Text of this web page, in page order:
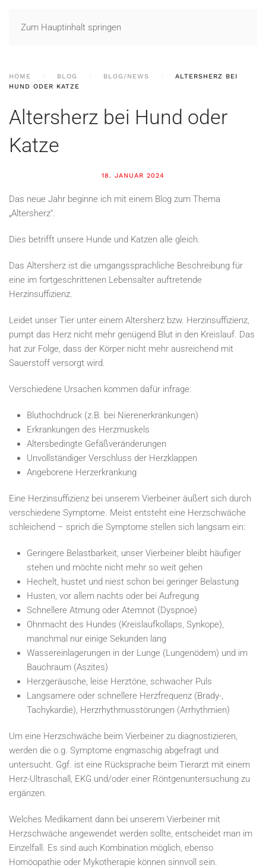
Zum Hauptinhalt springen
HOME BLOG BLOG/NEWS
ALTERSHERZ BEI
HUND ODER KATZE
Altersherz bei Hund oder
Katze
18. JANUAR 2024
Das neue Jahr beginne ich mit einem Blog zum Thema
„Altersherz“.
Dies betrifft unsere Hunde und Katzen alle gleich.
Das Altersherz ist die umgangssprachliche Beschreibung für
eine im fortgeschrittenen Lebensalter auftretende
Herzinsuffizienz.
Leidet unser Tier unter einem Altersherz bzw. Herzinsuffizienz,
pumpt das Herz nicht mehr genügend Blut in den Kreislauf. Das
hat zur Folge, dass der Körper nicht mehr ausreichend mit
Sauerstoff versorgt wird.
Verschiedene Ursachen kommen dafür infrage:
Bluthochdruck (z.B. bei Nierenerkrankungen)
Erkrankungen des Herzmuskels
Altersbedingte Gefäßveränderungen
Unvollständiger Verschluss der Herzklappen
Angeborene Herzerkrankung
Eine Herzinsuffizienz bei unserem Vierbeiner äußert sich durch
verschiedene Symptome. Meist entsteht eine Herzschwäche
schleichend – sprich die Symptome stellen sich langsam ein:
Geringere Belastbarkeit, unser Vierbeiner bleibt häufiger
stehen und möchte nicht mehr so weit gehen
Hechelt, hustet und niest schon bei geringer Belastung
Husten, vor allem nachts oder bei Aufregung
Schnellere Atmung oder Atemnot (Dyspnoe)
Ohnmacht des Hundes (Kreislaufkollaps, Synkope),
manchmal nur einige Sekunden lang
Wassereinlagerungen in der Lunge (Lungenödem) und im
Bauchraum (Aszites)
Herzgeräusche, leise Herztöne, schwacher Puls
Langsamere oder schnellere Herzfrequenz (Brady-,
Tachykardie), Herzrhythmusstörungen (Arrhythmien)
Um eine Herzschwäche beim Vierbeiner zu diagnostizieren,
werden die o.g. Symptome engmaschig abgefragt und
untersucht. Ggf. ist eine Rücksprache beim Tierarzt mit einem
Herz-Ultraschall, EKG und/oder einer Röntgenuntersuchung zu
ergänzen.
Welches Medikament dann bei unserem Vierbeiner mit
Herzschwäche angewendet werden sollte, entscheidet man im
Einzelfall. Es sind auch Kombination möglich, ebenso
Homöopathie oder Mykotherapie können sinnvoll sein.